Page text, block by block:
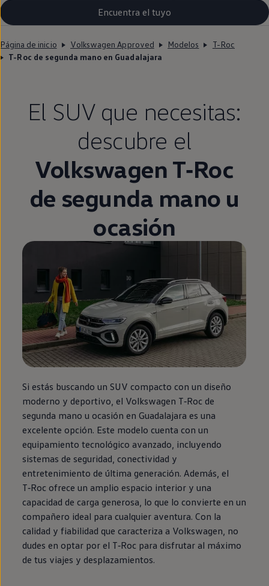
Encuentra el tuyo
Página de inicio Volkswagen Approved Modelos
T-Roc
T-Roc de segunda mano en Guadalajara
El SUV que necesitas:
descubre el
Volkswagen T‑Roc
de segunda mano u
ocasión
Si estás buscando un SUV compacto con un diseño
moderno y deportivo, el Volkswagen T‑Roc de
segunda mano u ocasión en Guadalajara es una
excelente opción. Este modelo cuenta con un
equipamiento tecnológico avanzado, incluyendo
sistemas de seguridad, conectividad y
entretenimiento de última generación. Además, el
T‑Roc ofrece un amplio espacio interior y una
capacidad de carga generosa, lo que lo convierte en un
compañero ideal para cualquier aventura. Con la
calidad y fiabilidad que caracteriza a Volkswagen, no
dudes en optar por el T‑Roc para disfrutar al máximo
de tus viajes y desplazamientos.